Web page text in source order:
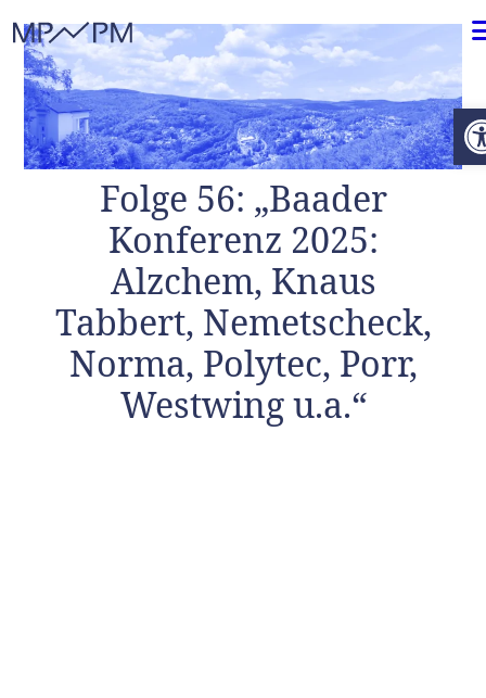
Folge 56: „Baader
Konferenz 2025:
Alzchem, Knaus
Tabbert, Nemetscheck,
Norma, Polytec, Porr,
Westwing u.a.“